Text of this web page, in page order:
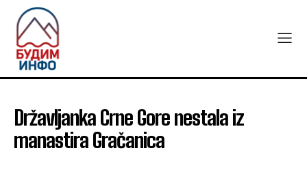
Državljanka Crne Gore nestala iz
manastira Gračanica